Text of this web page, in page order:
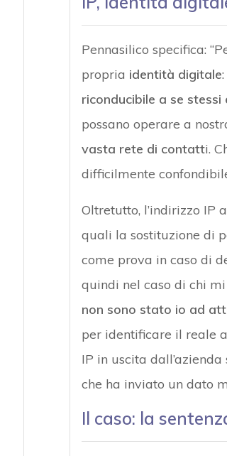
Pennasilico specifica:
propria identità digitale
riconducibile a se stessi
possano operare a
vasta rete di contatti.
difficilmente
Oltretutto, l’indirizzo IP
quali la sostituzione di
come prova in caso di
quindi nel caso di chi
non sono stato io ad
per identificare il reale
IP in uscita
che ha inviato un dato
Il caso: la